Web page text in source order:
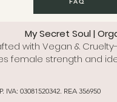
FAQ
My Secret Soul |
with Vegan &
female strength and
P. IVA: 03081520342. REA 356950